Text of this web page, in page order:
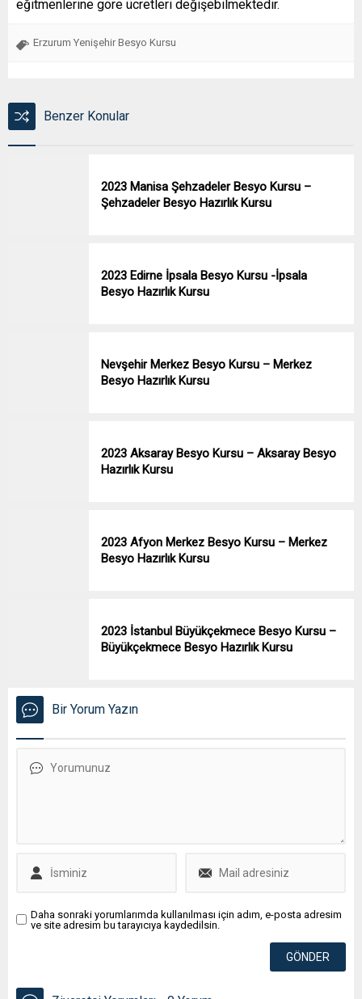
eğitmenlerine göre ücretleri değişebilmektedir.
Erzurum Yenişehir Besyo Kursu
Benzer Konular
2023 Manisa Şehzadeler Besyo Kursu –
Şehzadeler Besyo Hazırlık Kursu
2023 Edirne İpsala Besyo Kursu -İpsala
Besyo Hazırlık Kursu
Nevşehir Merkez Besyo Kursu – Merkez
Besyo Hazırlık Kursu
2023 Aksaray Besyo Kursu – Aksaray Besyo
Hazırlık Kursu
2023 Afyon Merkez Besyo Kursu – Merkez
Besyo Hazırlık Kursu
2023 İstanbul Büyükçekmece Besyo Kursu –
Büyükçekmece Besyo Hazırlık Kursu
Bir Yorum Yazın
Daha sonraki yorumlarımda kullanılması için adım, e-posta adresim
ve site adresim bu tarayıcıya kaydedilsin.